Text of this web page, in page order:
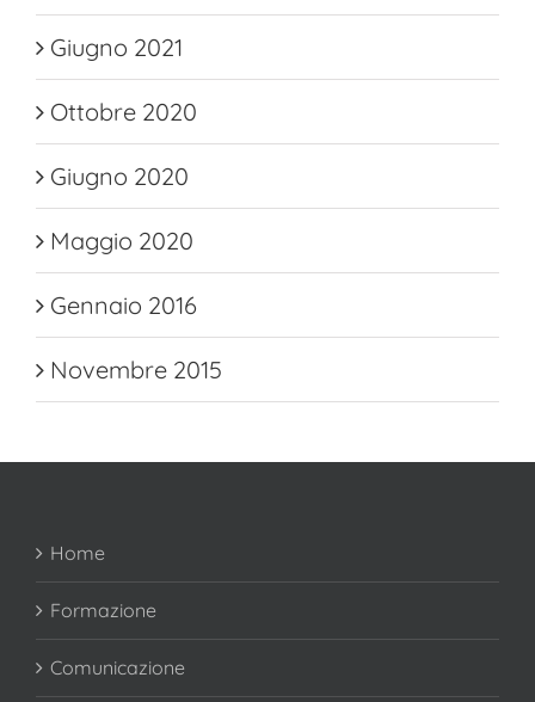
Giugno 2021
Ottobre 2020
Giugno 2020
Maggio 2020
Gennaio 2016
Novembre 2015
Home
Formazione
Comunicazione